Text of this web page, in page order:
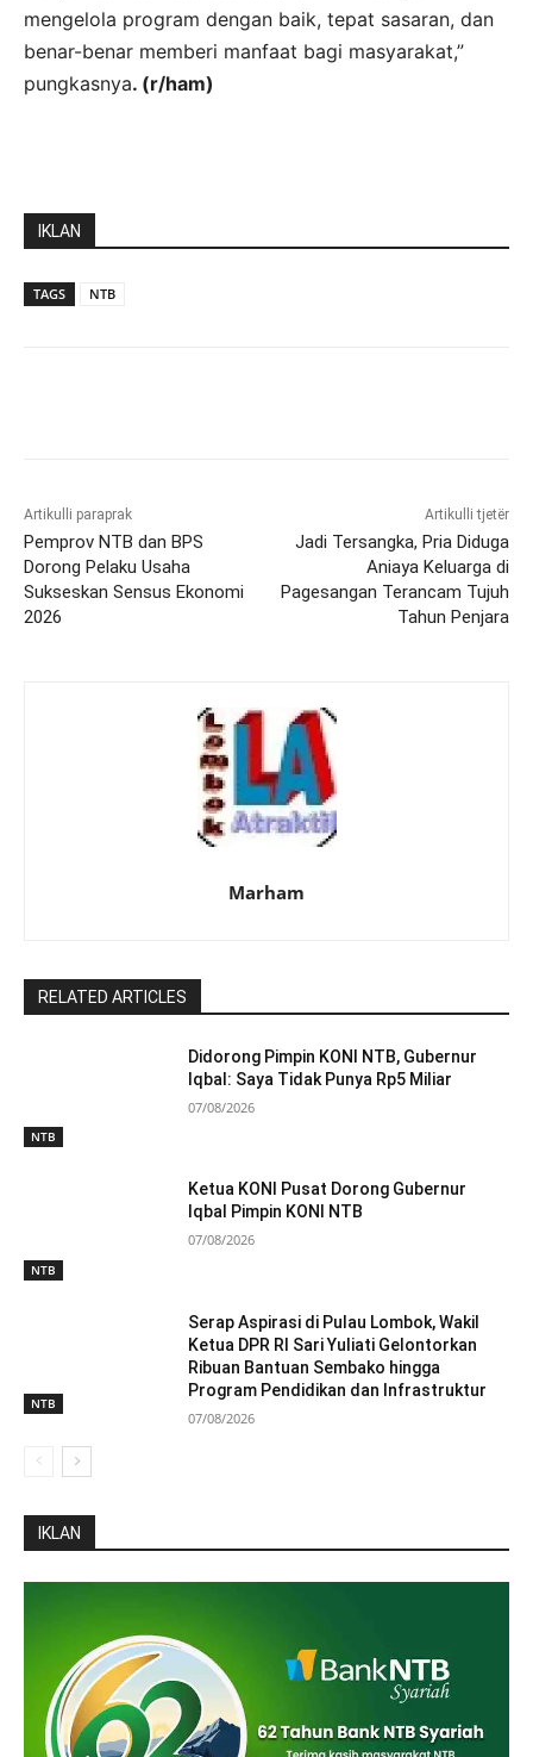
mengelola program dengan baik, tepat sasaran, dan
benar-benar memberi manfaat bagi masyarakat,”
pungkasnya. (r/ham)
IKLAN
TAGS NTB
Artikulli paraprak
Pemprov NTB dan BPS
Dorong Pelaku Usaha
Sukseskan Sensus Ekonomi
2026
Artikulli tjetër
Jadi Tersangka, Pria Diduga
Aniaya Keluarga di
Pagesangan Terancam Tujuh
Tahun Penjara
Marham
RELATED ARTICLES
NTB
Didorong Pimpin KONI NTB, Gubernur
Iqbal: Saya Tidak Punya Rp5 Miliar
07/08/2026
NTB
Ketua KONI Pusat Dorong Gubernur
Iqbal Pimpin KONI NTB
07/08/2026
NTB
Serap Aspirasi di Pulau Lombok, Wakil
Ketua DPR RI Sari Yuliati Gelontorkan
Ribuan Bantuan Sembako hingga
Program Pendidikan dan Infrastruktur
07/08/2026
IKLAN